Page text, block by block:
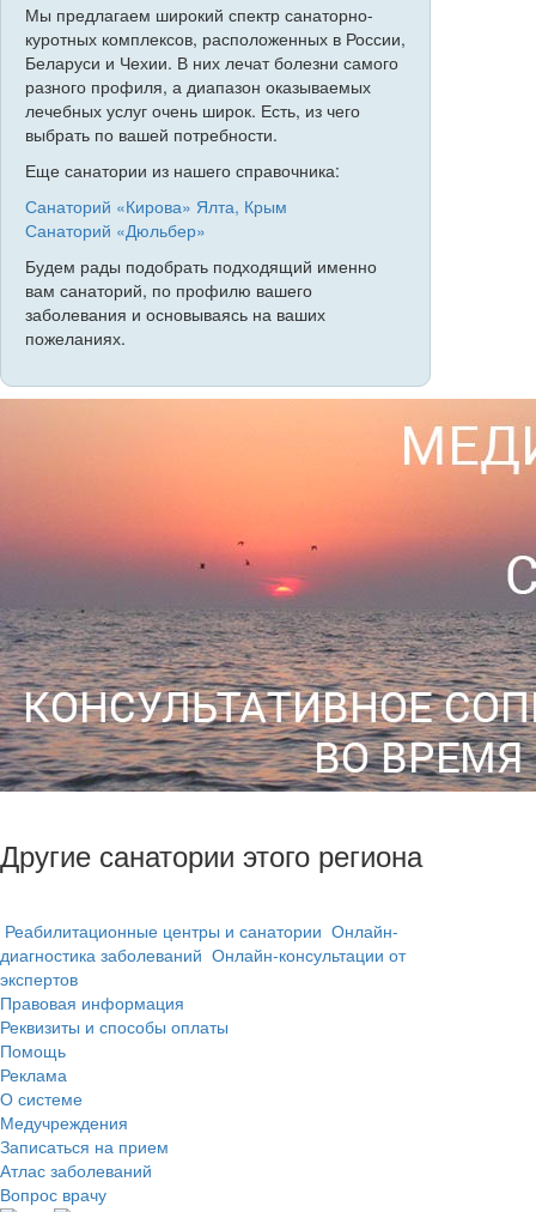
Мы предлагаем широкий спектр санаторно-
куротных комплексов, расположенных в России,
Беларуси и Чехии. В них лечат болезни самого
разного профиля, а диапазон оказываемых
лечебных услуг очень широк. Есть, из чего
выбрать по вашей потребности.
Еще санатории из нашего справочника:
Санаторий «Кирова» Ялта, Крым
Санаторий «Дюльбер»
Будем рады подобрать подходящий именно
вам санаторий, по профилю вашего
заболевания и основываясь на ваших
пожеланиях.
Другие санатории этого региона
Реабилитационные центры и санатории Онлайн-
диагностика заболеваний Онлайн-консультации от
экспертов
Правовая информация
Реквизиты и способы оплаты
Помощь
Реклама
О системе
Медучреждения
Записаться на прием
Атлас заболеваний
Вопрос врачу